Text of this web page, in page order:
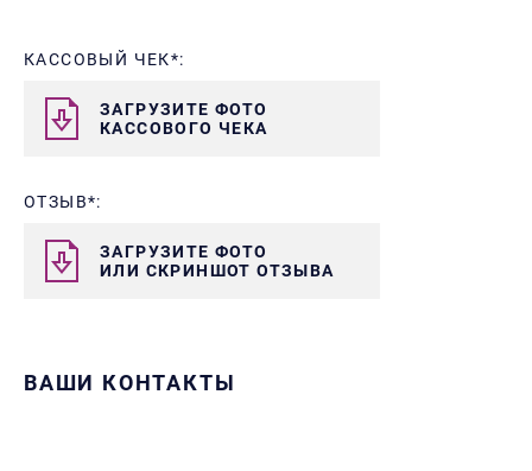
КАССОВЫЙ ЧЕК*:
ЗАГРУЗИТЕ ФОТО
КАССОВОГО ЧЕКА
ОТЗЫВ*:
ЗАГРУЗИТЕ ФОТО
ИЛИ СКРИНШОТ ОТЗЫВА
ВАШИ КОНТАКТЫ